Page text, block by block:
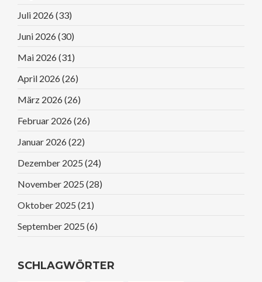
Juli 2026 (33)
Juni 2026 (30)
Mai 2026 (31)
April 2026 (26)
März 2026 (26)
Februar 2026 (26)
Januar 2026 (22)
Dezember 2025 (24)
November 2025 (28)
Oktober 2025 (21)
September 2025 (6)
SCHLAGWÖRTER